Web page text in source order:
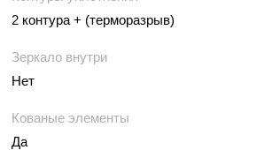
2 контура + (терморазрыв)
Зеркало внутри
Нет
Кованые элементы
Да